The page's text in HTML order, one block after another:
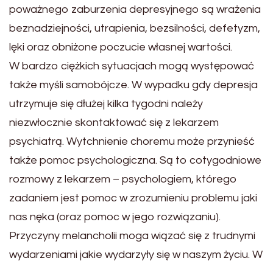
poważnego zaburzenia depresyjnego są wrażenia
beznadziejności, utrapienia, bezsilności, defetyzm,
lęki oraz obniżone poczucie własnej wartości.
W bardzo ciężkich sytuacjach mogą występować
także myśli samobójcze. W wypadku gdy depresja
utrzymuje się dłużej kilka tygodni należy
niezwłocznie skontaktować się z lekarzem
psychiatrą. Wytchnienie choremu może przynieść
także pomoc psychologiczna. Są to cotygodniowe
rozmowy z lekarzem – psychologiem, którego
zadaniem jest pomoc w zrozumieniu problemu jaki
nas nęka (oraz pomoc w jego rozwiązaniu).
Przyczyny melancholii moga wiązać się z trudnymi
wydarzeniami jakie wydarzyły się w naszym życiu. W